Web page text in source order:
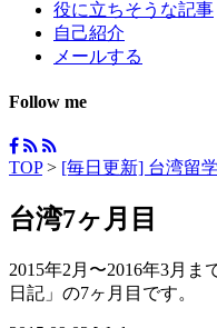
役に立ちそうな記事
自己紹介
メールする
Follow me
TOP> [毎日更新] 台湾留
台湾7ヶ月目
2015年2月〜2016年3月
日記」の7ヶ月目です。